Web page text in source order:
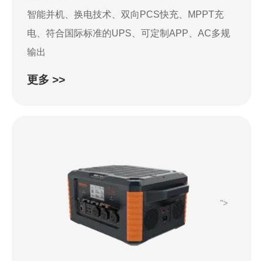
智能并机、换电技术、双向PCS快充、MPPT充
电、符合国际标准的UPS、可定制APP、AC多规
输出
更多 >>
">